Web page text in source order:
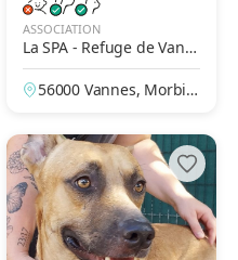
ASSOCIATION
La SPA - Refuge de Vann
es
56000 Vannes, Morbih